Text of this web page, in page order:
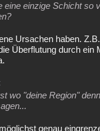
eine einzige Schicht so
Ursachen haben.
Überflutung durch ein
wo "deine Region"
genau